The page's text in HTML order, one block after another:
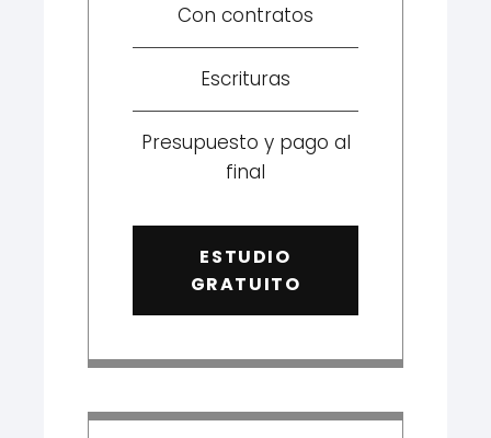
Con contratos
Escrituras
Presupuesto y pago al
final
ESTUDIO
GRATUITO